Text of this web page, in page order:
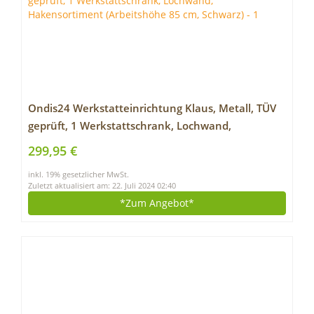
Ondis24 Werkstatteinrichtung Klaus, Metall, TÜV
geprüft, 1 Werkstattschrank, Lochwand,
Hakensortiment (Arbeitshöhe 85 cm, Schwarz)
299,95 €
inkl. 19% gesetzlicher MwSt.
Zuletzt aktualisiert am: 22. Juli 2024 02:40
*Zum Angebot*